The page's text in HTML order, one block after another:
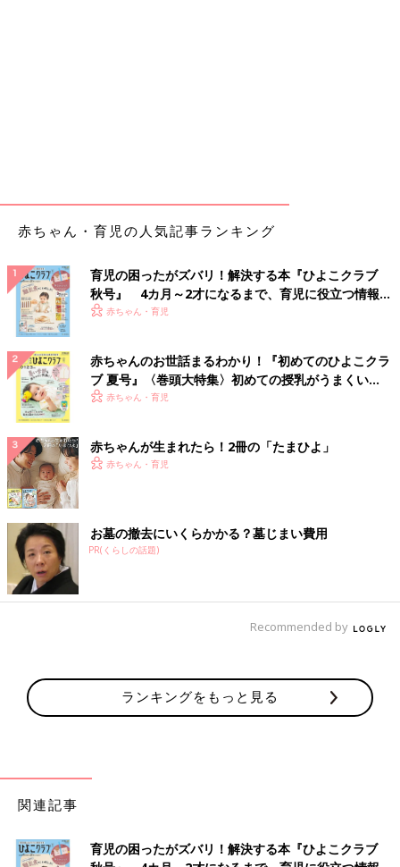
赤ちゃん・育児の人気記事ランキング
育児の困ったがズバリ！解決する本『ひよこクラブ
秋号』 4カ月～2才になるまで、育児に役立つ情報が
いっぱい！
赤ちゃん・育児
赤ちゃんのお世話まるわかり！『初めてのひよこクラ
ブ 夏号』〈巻頭大特集〉初めての授乳がうまくい
く！ おっぱい・ミルクの基本と夏のトラブル 解決テ
赤ちゃん・育児
赤ちゃんが生まれたら！2冊の「たまひよ」
赤ちゃん・育児
お墓の撤去にいくらかかる？墓じまい費用
PR(くらしの話題)
Recommended by
ランキングをもっと見る
関連記事
育児の困ったがズバリ！解決する本『ひよこクラブ